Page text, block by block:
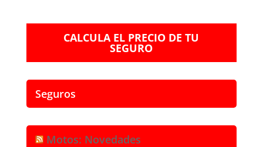
CALCULA EL PRECIO DE TU
SEGURO
Seguros
Motos: Novedades